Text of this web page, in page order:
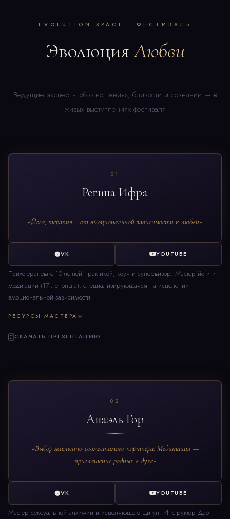
EVOLUTION SPACE · ФЕСТИВАЛЬ
ЭволюцияЛюбви
Ведущие эксперты об отношениях, близости и сознании — в
живых выступлениях фестиваля
01
Регина Ифра
«Йога, терапия... от эмоциональной зависимости к любви»
VK YOUTUBE
Психотерапевт с 10-летней практикой, коуч и супервизор. Мастер йоги и
медитации (17 лет опыта), специализирующаяся на исцелении
эмоциональной зависимости.
РЕСУРСЫ МАСТЕРА
СКАЧАТЬ ПРЕЗЕНТАЦИЮ
02
Анаэль Гор
«Выбор жизненно-совместимого партнера. Медитация —
приглашение родных в духе»
VK YOUTUBE
Мастер сексуальной алхимии и исцеляющего Цигун. Инструктор Дао